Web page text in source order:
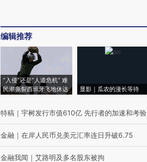
编辑推荐
“入侵”还是“人道危机” 难
民潮撕裂西班牙飞地休达
显影｜瓜农的漫长等待
特稿 ｜ 宇树发行市值610亿 先行者的加速和考验
金融 ｜ 在岸人民币兑美元汇率连日升破6.75
金融我闻 ｜ 艾路明及多名股东被拘